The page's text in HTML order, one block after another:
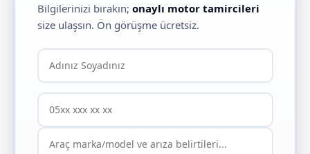
Bilgilerinizi bırakın; onaylı motor tamircileri
size ulaşsın. Ön görüşme ücretsiz.